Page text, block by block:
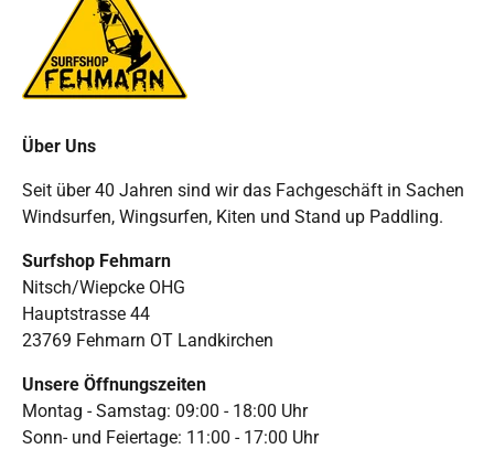
Über Uns
Seit über 40 Jahren sind wir das Fachgeschäft in Sachen
Windsurfen, Wingsurfen, Kiten und Stand up Paddling.
Surfshop Fehmarn
Nitsch/Wiepcke OHG
Hauptstrasse 44
23769 Fehmarn OT Landkirchen
Unsere Öffnungszeiten
Montag - Samstag: 09:00 - 18:00 Uhr
Sonn- und Feiertage: 11:00 - 17:00 Uhr